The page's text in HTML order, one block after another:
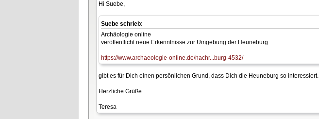
Hi Suebe,
Suebe schrieb:
Archäologie online
veröffentlicht neue Erkenntnisse zur Umgebung der Heuneburg
https://www.archaeologie-online.de/nachr...burg-4532/
gibt es für Dich einen persönlichen Grund, dass Dich die Heuneburg so interessiert.
Herzliche Grüße
Teresa